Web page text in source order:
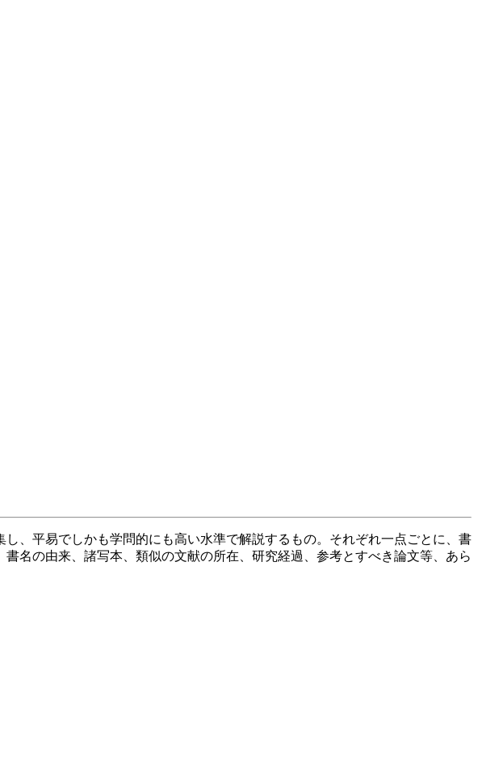
、平易でしかも学問的にも高い水準で解説するもの。それぞれ一点ごとに、書
名の由来、諸写本、類似の文献の所在、研究経過、参考とすべき論文等、あら